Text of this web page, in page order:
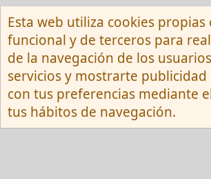
Español (Neutro) Tu
Contactarnos
Términos y reglas
Privacy policy
Ayuda
R
S
S
Community platform by
2026 XenForo Ltd.
Esta web utiliza cookies propias
funcional y de terceros para
de la navegación de los
servicios y mostrarte publicidad
con tus preferencias mediante
tus hábitos de navegación.